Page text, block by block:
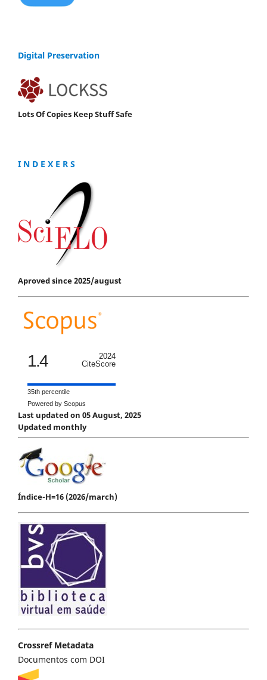
Digital Preservation
Lots Of Copies Keep Stuff Safe
I N D E X E R S
Aproved since 2025/august
1.4
2024
CiteScore
35th percentile
Powered by Scopus
Last updated on 05 August, 2025
Updated monthly
Índice-H=16 (2026/march)
Crossref Metadata
Documentos com DOI